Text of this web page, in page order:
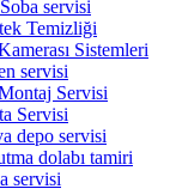
servisi
Temizliği
Sistemleri
servisi
Servisi
Servisi
depo servisi
dolabı tamiri
servisi